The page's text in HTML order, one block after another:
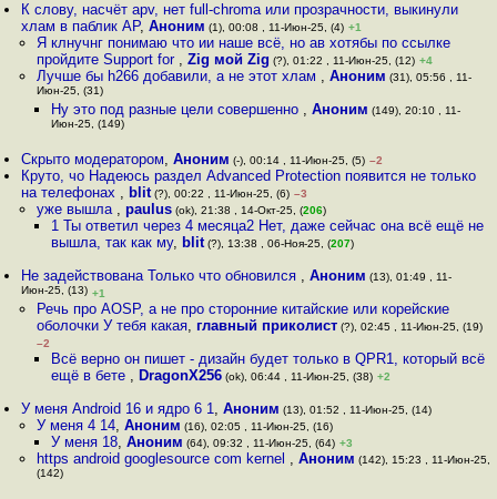
К слову, насчёт apv, нет full-chroma или прозрачности, выкинули
хлам в паблик AP,Аноним (1), 00:08 , 11-Июн-25, (4) +1
Я клнучнг понимаю что ии наше всё, но ав хотябы по ссылке
пройдите Support for , Zig мой Zig (?), 01:22 , 11-Июн-25, (12) +4
Лучше бы h266 добавили, а не этот хлам , Аноним (31), 05:56 , 11-
Июн-25, (31)
Ну это под разные цели совершенно , Аноним (149), 20:10 , 11-
Июн-25, (149)
Скрыто модератором,Аноним (-), 00:14 , 11-Июн-25, (5) –2
Круто, чо Надеюсь раздел Advanced Protection появится не только
на телефонах , blit (?), 00:22 , 11-Июн-25, (6) –3
уже вышла , paulus(ok), 21:38 , 14-Окт-25, (206)
1 Ты ответил через 4 месяца2 Нет, даже сейчас она всё ещё не
вышла, так как му, blit(?), 13:38 , 06-Ноя-25, (207)
Не задействована Только что обновился ,Аноним (13), 01:49 , 11-
Июн-25, (13) +1
Речь про AOSP, а не про сторонние китайские или корейские
оболочки У тебя какая, главный приколист(?), 02:45 , 11-Июн-25, (19)
–2
Всё верно он пишет - дизайн будет только в QPR1, который всё
ещё в бете , DragonX256(ok), 06:44 , 11-Июн-25, (38) +2
У меня Android 16 и ядро 6 1,Аноним (13), 01:52 , 11-Июн-25, (14)
У меня 4 14, Аноним (16), 02:05 , 11-Июн-25, (16)
У меня 18, Аноним (64), 09:32 , 11-Июн-25, (64) +3
https android googlesource com kernel , Аноним (142), 15:23 , 11-Июн-25,
(142)